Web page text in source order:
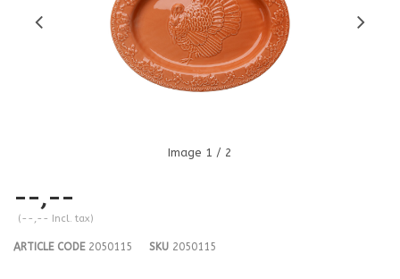
Image 1 / 2
--,--
(--,-- Incl. tax)
ARTICLE CODE2050115 SKU 2050115